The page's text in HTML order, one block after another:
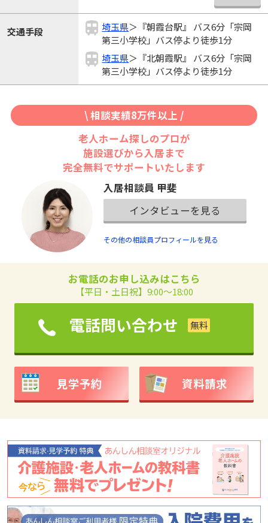
交通手段 埼玉県＞『朝霞台駅』 バス6分「宗岡
第三小学校」バス停より徒歩1分
埼玉県＞『北朝霞駅』 バス6分「宗岡
第三小学校」バス停より徒歩1分
\ 相談実績8万件以上 /
老人ホーム探しのプロが
施設選びから入居まで
完全無料でサポートいたします
入居相談員 甲斐
インタビューを見る
その他の相談員プロフィールを見る
お電話のお申し込みはこちら
【平日・土日祝】9:00～18:00
電話問い合わせ
見学予約 資料請求